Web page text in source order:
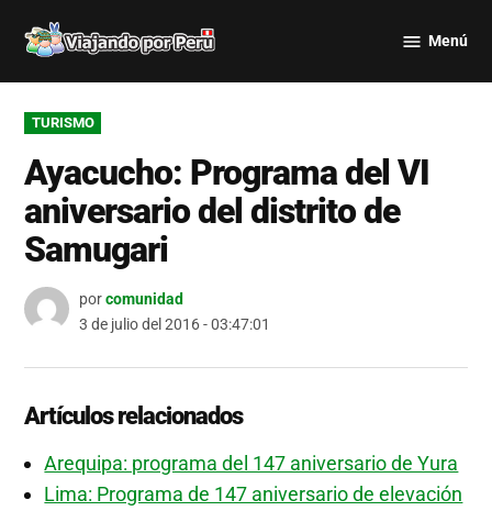
por Perú
Menú
PUBLICADO
EN
TURISMO
Ayacucho: Programa del VI
aniversario del distrito de
Samugari
porcomunidad
3 de julio del 2016 - 03:47:01
Artículos relacionados
Arequipa: programa del 147 aniversario de Yura
Lima: Programa de 147 aniversario de elevación